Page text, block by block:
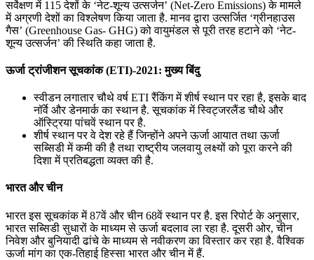
July 19, 2026
सर्वेक्षण में 115 देशों के ‘नेट-शून्य उत्सर्जन’ (Net-Zero Emissions) के मामले
में अग्रणी देशों का विश्लेषण किया जाता है. मानव द्वारा उत्सर्जित ‘ग्रीनहाउस
गैस’ (Greenhouse Gas- GHG) को वायुमंडल से पूरी तरह हटाने को ‘नेट-
शून्य उत्सर्जन’ की स्थिति कहा जाता है.
ऊर्जा ट्रांजीशन सूचकांक (ETI)-2021: मुख्य बिंदु
स्वीडन लगातार चौथे वर्ष ETI रैंकिंग में शीर्ष स्थान पर रहा है, इसके बाद
नॉर्वे और डेनमार्क का स्थान है. सूचकांक में स्विट्जरलैंड चौथे और
ऑस्ट्रिया पांचवें स्थान पर है.
शीर्ष स्थान पर वे देश रहे हैं जिन्होंने अपने ऊर्जा आयात तथा ऊर्जा
सब्सिडी में कमी की है तथा राष्ट्रीय जलवायु लक्ष्यों को पूरा करने की
दिशा में प्रतिबद्धता व्यक्त की है.
भारत और चीन
भारत इस सूचकांक में 87वें और चीन 68वें स्थान पर है. इस रिपोर्ट के अनुसार,
भारत सब्सिडी सुधारों के माध्यम से ऊर्जा बदलाव ला रहा है. दूसरी ओर, चीन
निवेश और बुनियादी ढांचे के माध्यम से नवीकरण का विस्तार कर रहा है. वैश्विक
ऊर्जा मांग का एक-तिहाई हिस्सा भारत और चीन में हैं.